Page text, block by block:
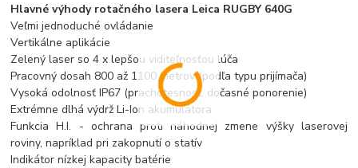
Hlavné výhody rotačného lasera Leica RUGBY 640G
Veľmi jednoduché ovládanie
Vertikálne aplikácie
Zelený laser so 4 x lepšou viditeľnosťou lúča
Pracovný dosah 800 až 1100 metrov (podľa typu prijímača)
Vysoká odolnosť IP67 (prachotesnosť, dočasné ponorenie)
Extrémne dlhá výdrž Li-Ion akumulátora
Funkcia H.I. - ochrana proti náhodnej zmene výšky laserovej
roviny, napríklad pri zakopnutí o statív
Indikátor nízkej kapacity batérie